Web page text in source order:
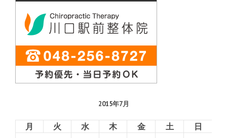
2015年7月
月 火 水 木 金 土
日